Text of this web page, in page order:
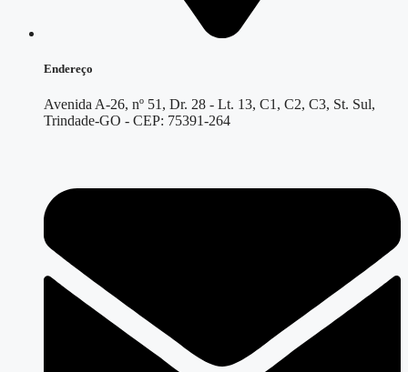
Endereço
Avenida A-26, nº 51, Dr. 28 - Lt. 13, C1, C2, C3, St. Sul,
Trindade-GO - CEP: 75391-264